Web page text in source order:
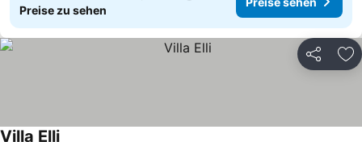
Preise zu sehen
Teilen
Villa Elli